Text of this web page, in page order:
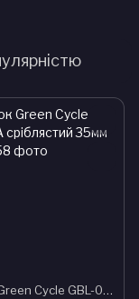
Дзвінок Green Cycle GBL-02A сріблястий 35мм